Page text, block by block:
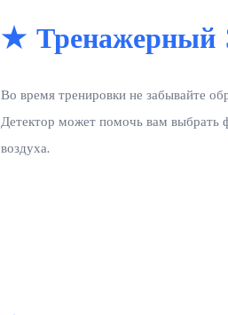
★ Тренажерный
Во время тренировки не забывайте
Детектор может помочь вам выбрать
воздуха.